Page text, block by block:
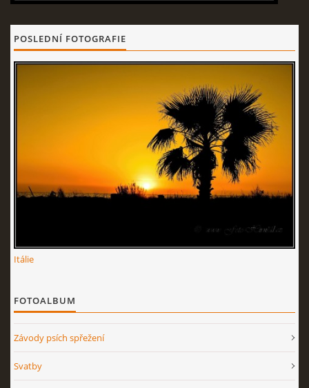
POSLEDNÍ FOTOGRAFIE
Itálie
FOTOALBUM
Závody psích spřežení
Svatby